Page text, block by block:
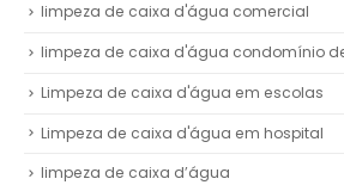
limpeza de caixa d'água comercial
limpeza de caixa d'água condomínio
Limpeza de caixa d'água em escolas
Limpeza de caixa d'água em hospital
limpeza de caixa d’água